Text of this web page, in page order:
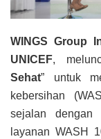
WINGS Group
UNICEF,
Sehat” untuk
kebersihan
sejalan dengan
layanan WASH